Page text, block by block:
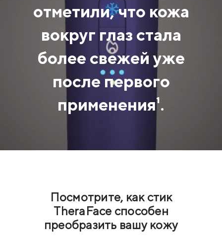
отметили, что кожа
вокруг глаз стала
более свежей уже
после первого
применения¹.
Посмотрите, как стик
TheraFace способен
преобразить вашу кожу